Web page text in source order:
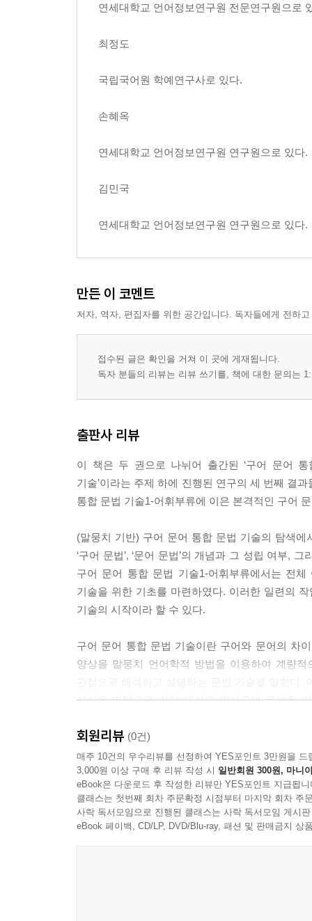
연세대학교 언어정보연구원 전문연구원으로
최정도
국립국어원 학예연구사로 있다.
손혜옥
연세대학교 언어정보연구원 연구원으로 있다.
김민국
연세대학교 언어정보연구원 연구원으로 있다.
만든 이 코멘트
저자, 역자, 편집자를 위한 공간입니다. 독자들에게 전하
접수된 글은 확인을 거쳐 이 곳에 게재됩니다.
독자 분들의 리뷰는 리뷰 쓰기를, 책에 대한 문의는
출판사 리뷰
이 책은 두 권으로 나뉘어 출간된 ‘구어 문어
기술’이라는 주제 하에 진행된 연구의 세 번째 결
통합 문법 기술1-어휘부류에 이은 본격적인 구어
(말뭉치 기반) 구어 문어 통합 문법 기술의 탐색에
‘구어 문법’, ‘문어 문법’의 개념과 그 성립 여부,
구어 문어 통합 문법 기술1-어휘부류에서는 전
기술을 위한 기초를 마련하였다. 이러한 일련의
기술의 시작이라 할 수 있다.
구어 문어 통합 문법 기술이란 구어와 문어의 차
양상을 말뭉치 언어학적 방법을 이용하여 계량
사실을 바탕으로 하여 명사와 명사구의 문법을
이 책에서 제시되는 말뭉치 계량 결과와 이에
중요시했던 전통적인 문법 기술을 보완할 수 있
연구에서 미처 다루지 못했던 언어 현상을 제시
책에서 추구하는 실증적이고도 언어 사용을 중
바란다.
회원리뷰 (0건)
매주 10건의 우수리뷰를 선정하여 YES포인트 3만원을 드
3,000원 이상 구매 후 리뷰 작성 시 일반회원 300원, 마니
eBook은 다운로드 후 작성한 리뷰만 YES포인트 지급됩니
클래스는 첫번째 회차 주문확정 시점부터 마지막 회차 주
사락 독서모임으로 진행된 클래스는 사락 독서모임 게시
eBook 페이백, CD/LP, DVD/Blu-ray, 패션 및 판매금지 상